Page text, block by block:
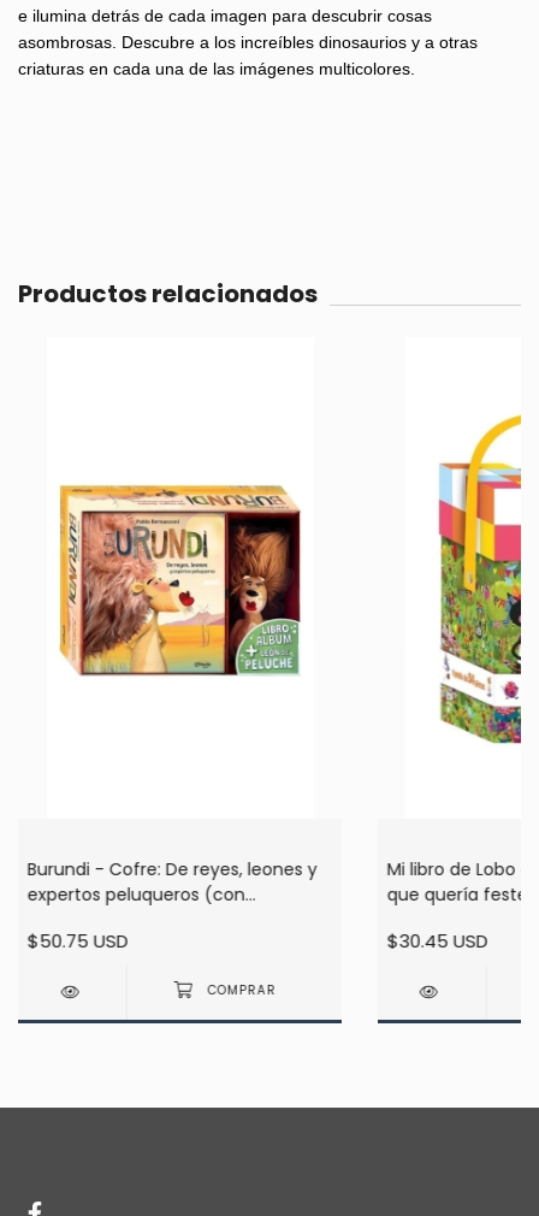
e ilumina detrás de cada imagen para descubrir cosas
asombrosas. Descubre a los increíbles dinosaurios y a otras
criaturas en cada una de las imágenes multicolores.
Productos relacionados
Burundi - Cofre: De reyes, leones y
expertos peluqueros (con
$50.75 USD
Mi libro de Lobo
que quería
$30.45 USD